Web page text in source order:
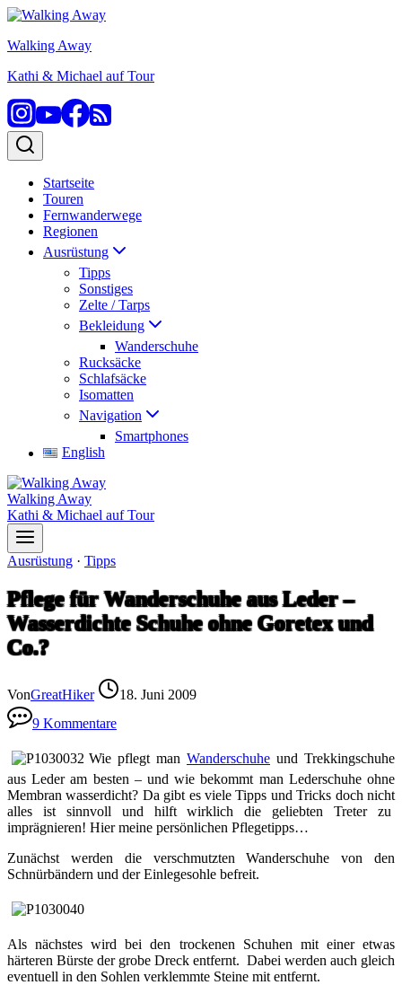
Zum
springen
Walking Away
Kathi & Michael auf Tour
Startseite
Touren
Fernwanderwege
Regionen
Ausrüstung
Tipps
Sonstiges
Zelte / Tarps
Bekleidung
Wanderschuhe
Rucksäcke
Schlafsäcke
Isomatten
Navigation
Smartphones
English
Walking Away
Kathi & Michael auf Tour
Ausrüstung · Tipps
Pflege für Wanderschuhe aus Leder –
Wasserdichte Schuhe ohne Goretex und
Co.?
VonGreatHiker
18. Juni 2009
9 Kommentare
Wie pflegt man Wanderschuhe und Trekkingschuhe
aus Leder am besten – und wie bekommt man Lederschuhe ohne
Membran wasserdicht? Da gibt es viele Tipps und Tricks doch nicht
alles ist sinnvoll und hilft wirklich die geliebten Treter zu
imprägnieren! Hier meine persönlichen Pflegetipps…
Zunächst werden die verschmutzten Wanderschuhe von den
Schnürbändern und der Einlegesohle befreit.
Als nächstes wird bei den trockenen Schuhen mit einer etwas
härteren Bürste der grobe Dreck entfernt. Dabei werden auch gleich
eventuell in den Sohlen verklemmte Steine mit entfernt.